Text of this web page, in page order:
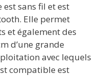
sans fil et est
Elle permet
et également des
d’une grande
avec lequels
compatible est